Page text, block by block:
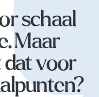
schaal
Maar
voor